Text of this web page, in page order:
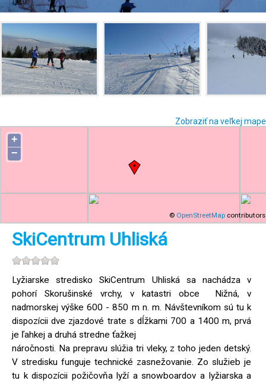
Zobraziť na veľkej mape
+
−
© OpenStreetMap contributors
SkiCentrum Uhliská
Lyžiarske stredisko SkiCentrum Uhliská sa nachádza v
pohorí Skorušinské vrchy, v katastri obce Nižná, v
nadmorskej výške 600 - 850 m n. m. Návštevníkom sú tu k
dispozícii dve zjazdové trate s dĺžkami 700 a 1400 m, prvá
je ľahkej a druhá stredne ťažkej
náročnosti. Na prepravu slúžia tri vleky, z toho jeden detský.
V stredisku funguje technické zasnežovanie. Zo služieb je
tu k dispozícii požičovňa lyží a snowboardov a lyžiarska a